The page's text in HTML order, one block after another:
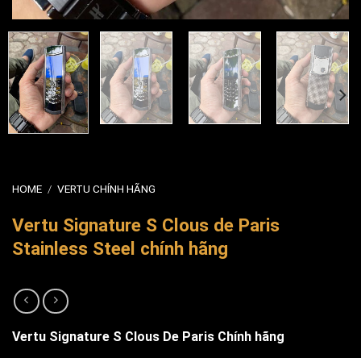
HOME / VERTU CHÍNH HÃNG
Vertu Signature S Clous de Paris
Stainless Steel chính hãng
Vertu Signature S Clous De Paris Chính hãng